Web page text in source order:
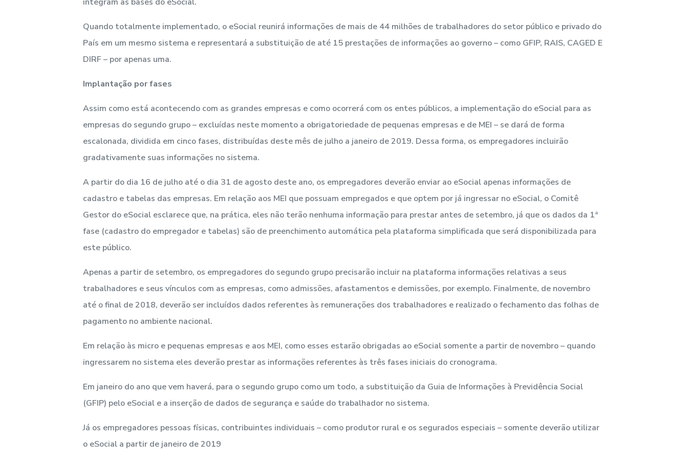
Quando totalmente implementado, o eSocial reunirá informações de mais de 44 milhões de trabalhadores do setor público e privado do
País em um mesmo sistema e representará a substituição de até 15 prestações de informações ao governo – como GFIP, RAIS, CAGED E
DIRF – por apenas uma.
Implantação por fases
Assim como está acontecendo com as grandes empresas e como ocorrerá com os entes públicos, a implementação do eSocial para as
empresas do segundo grupo – excluídas neste momento a obrigatoriedade de pequenas empresas e de MEI – se dará de forma
escalonada, dividida em cinco fases, distribuídas deste mês de julho a janeiro de 2019. Dessa forma, os empregadores incluirão
gradativamente suas informações no sistema.
A partir do dia 16 de julho até o dia 31 de agosto deste ano, os empregadores deverão enviar ao eSocial apenas informações de
cadastro e tabelas das empresas. Em relação aos MEI que possuam empregados e que optem por já ingressar no eSocial, o Comitê
Gestor do eSocial esclarece que, na prática, eles não terão nenhuma informação para prestar antes de setembro, já que os dados da 1ª
fase (cadastro do empregador e tabelas) são de preenchimento automática pela plataforma simplificada que será disponibilizada para
este público.
Apenas a partir de setembro, os empregadores do segundo grupo precisarão incluir na plataforma informações relativas a seus
trabalhadores e seus vínculos com as empresas, como admissões, afastamentos e demissões, por exemplo. Finalmente, de novembro
até o final de 2018, deverão ser incluídos dados referentes às remunerações dos trabalhadores e realizado o fechamento das folhas de
pagamento no ambiente nacional.
Em relação às micro e pequenas empresas e aos MEI, como esses estarão obrigadas ao eSocial somente a partir de novembro – quando
ingressarem no sistema eles deverão prestar as informações referentes às três fases iniciais do cronograma.
Em janeiro do ano que vem haverá, para o segundo grupo como um todo, a substituição da Guia de Informações à Previdência Social
(GFIP) pelo eSocial e a inserção de dados de segurança e saúde do trabalhador no sistema.
Já os empregadores pessoas físicas, contribuintes individuais – como produtor rural e os segurados especiais – somente deverão utilizar
o eSocial a partir de janeiro de 2019